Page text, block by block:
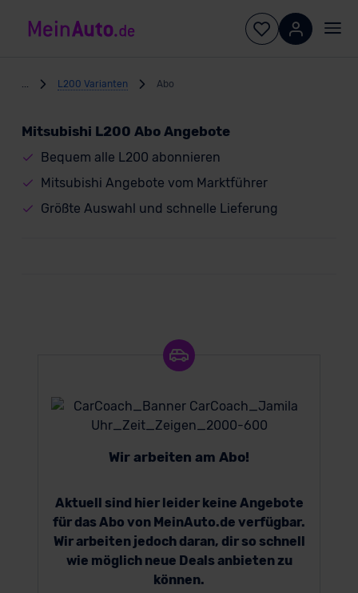
L200 Varianten Abo
Mitsubishi L200 Abo Angebote
Bequem alle L200 abonnieren
Mitsubishi Angebote vom Marktführer
Größte Auswahl und schnelle Lieferung
Wir arbeiten am Abo!
Aktuell sind hier leider keine Angebote
für das Abo von MeinAuto.de verfügbar.
Wir arbeiten jedoch daran, dir so schnell
wie möglich neue Deals anbieten zu
können.